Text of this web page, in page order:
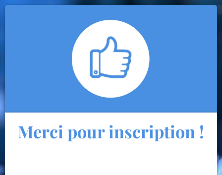
Merci pour inscription !